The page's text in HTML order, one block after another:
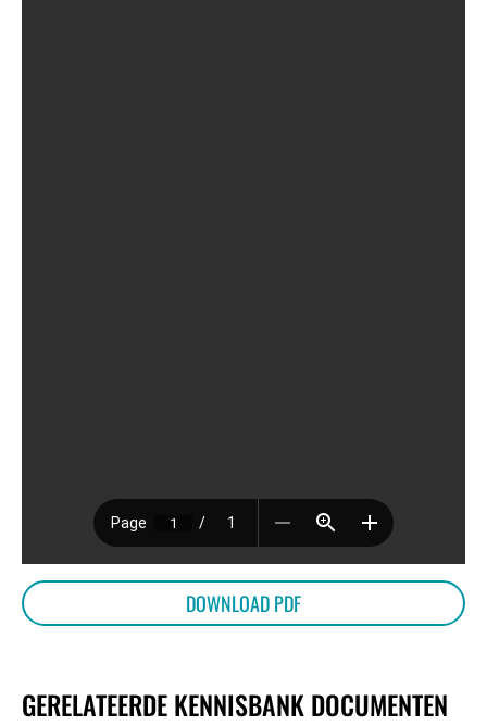
KENNISBANK
VRAGEN
DOWNLOAD PDF
GERELATEERDE KENNISBANK DOCUMENTEN